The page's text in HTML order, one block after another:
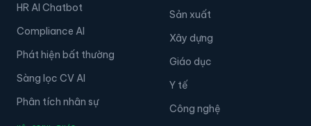
HR AI Chatbot
Compliance AI
Phát hiện bất thường
Sàng lọc CV AI
Phân tích nhân sự
Sản xuất
Xây dựng
Giáo dục
Y tế
Công nghệ